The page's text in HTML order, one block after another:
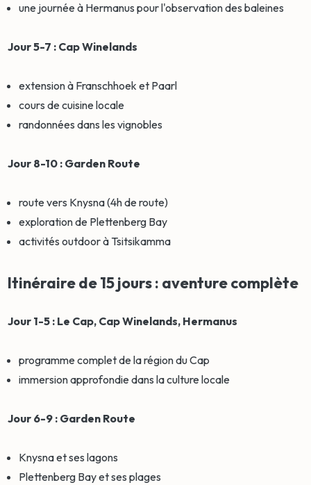
une journée à Hermanus pour l'observation des baleines
Jour 5-7 : Cap Winelands
extension à Franschhoek et Paarl
cours de cuisine locale
randonnées dans les vignobles
Jour 8-10 : Garden Route
route vers Knysna (4h de route)
exploration de Plettenberg Bay
activités outdoor à Tsitsikamma
Itinéraire de 15 jours : aventure complète
Jour 1-5 : Le Cap, Cap Winelands, Hermanus
programme complet de la région du Cap
immersion approfondie dans la culture locale
Jour 6-9 : Garden Route
Knysna et ses lagons
Plettenberg Bay et ses plages